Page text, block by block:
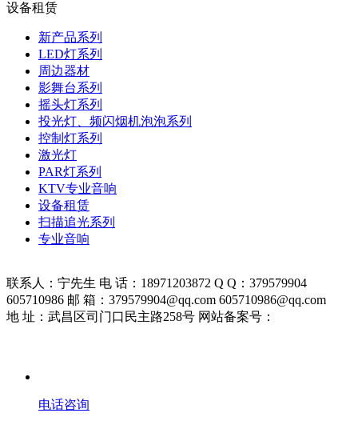
设备租赁
新产品系列
LED灯系列
周边器材
影舞台系列
摇头灯系列
投光灯、频闪烟机泡泡系列
控制灯系列
激光灯
PAR灯系列
KTV专业音响
设备租赁
扫描追光系列
专业音响
联系人：宁先生 电 话：18971203872 Q Q：379579904
605710986 邮 箱：379579904@qq.com 605710986@qq.com
地 址：武昌区司门口民主路258号 网站备案号：
电话咨询